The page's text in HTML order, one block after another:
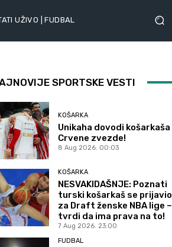
UŽIVO | FUDBAL
SPORTSKE VESTI
KOŠARKA
Unikaha dovodi košarkaša
Crvene zvezde!
8 Aug 2026. 00:03
KOŠARKA
NESVAKIDAŠNJE: Poznati
turski košarkaš se prijavio
za Draft ženske NBA lige –
tvrdi da ima prava na to!
7 Aug 2026. 23:00
FUDBAL